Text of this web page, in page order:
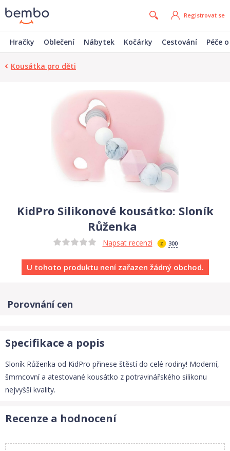
Registrovat se
Hračky Oblečení Nábytek Kočárky Cestování Péče
Kousátka pro děti
KidPro Silikonové kousátko: Sloník
Růženka
Napsat recenzi 300
U tohoto produktu není zařazen žádný obchod.
Porovnání cen
Specifikace a popis
Sloník Růženka od KidPro přinese štěstí do celé rodiny! Moderní,
šmrncovní a atestované kousátko z potravinářského silikonu
nejvyšší kvality.
Recenze a hodnocení